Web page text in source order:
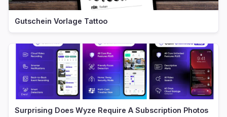
Gutschein Vorlage Tattoo
Surprising Does Wyze Require A Subscription Photos